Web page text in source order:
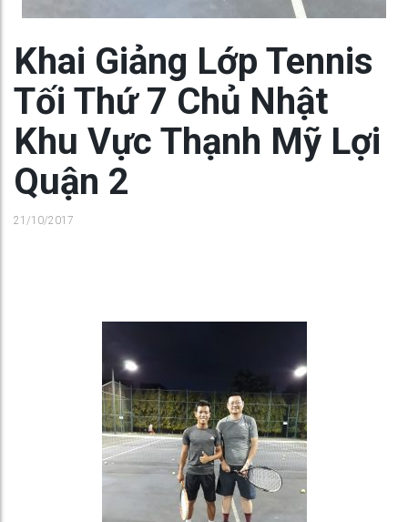
Khai Giảng Lớp Tennis
Tối Thứ 7 Chủ Nhật
Khu Vực Thạnh Mỹ Lợi
Quận 2
21/10/2017